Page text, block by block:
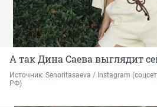
А так Дина Саева выглядит
Источник: Senoritasaeva / Instagram
РФ)